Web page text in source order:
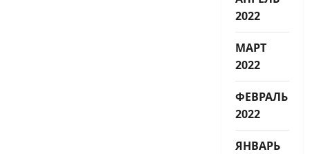
2022
МАРТ
2022
ФЕВРАЛЬ
2022
ЯНВАРЬ